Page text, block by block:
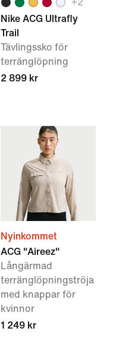
+2
Nike ACG Ultrafly
Trail
Tävlingssko för
terränglöpning
2 899 kr
Nyinkommet
ACG "Aireez"
Långärmad
terränglöpningströja
med knappar för
kvinnor
1 249 kr